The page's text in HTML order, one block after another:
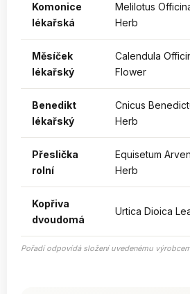
Komonice
lékařská
Melilotus
Herb
Měsíček
lékařský
Calendula
Flower
Benedikt
lékařský
Cnicus
Herb
Přeslička
rolní
Equisetum
Herb
Kopřiva
dvoudomá
Urtica Dioica
Pořadí odpovídá složení uvedenému